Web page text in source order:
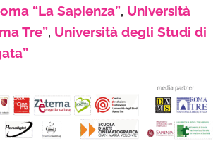
“La Sapienza”, Università
Tre”, Università degli Studi di